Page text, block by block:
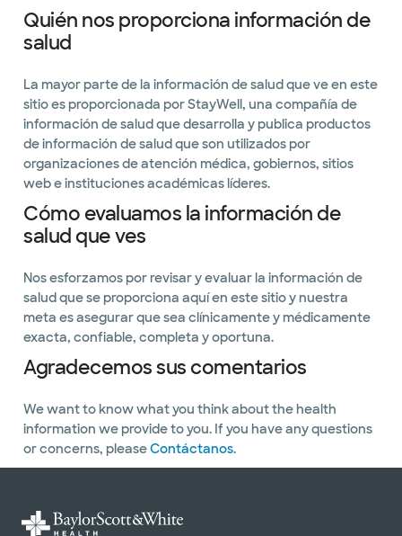
Quién nos proporciona información de
salud
La mayor parte de la información de salud que ve en este
sitio es proporcionada por StayWell, una compañía de
información de salud que desarrolla y publica productos
de información de salud que son utilizados por
organizaciones de atención médica, gobiernos, sitios
web e instituciones académicas líderes.
Cómo evaluamos la información de
salud que ves
Nos esforzamos por revisar y evaluar la información de
salud que se proporciona aquí en este sitio y nuestra
meta es asegurar que sea clínicamente y médicamente
exacta, confiable, completa y oportuna.
Agradecemos sus comentarios
We want to know what you think about the health
information we provide to you. If you have any questions
or concerns, pleaseContáctanos.